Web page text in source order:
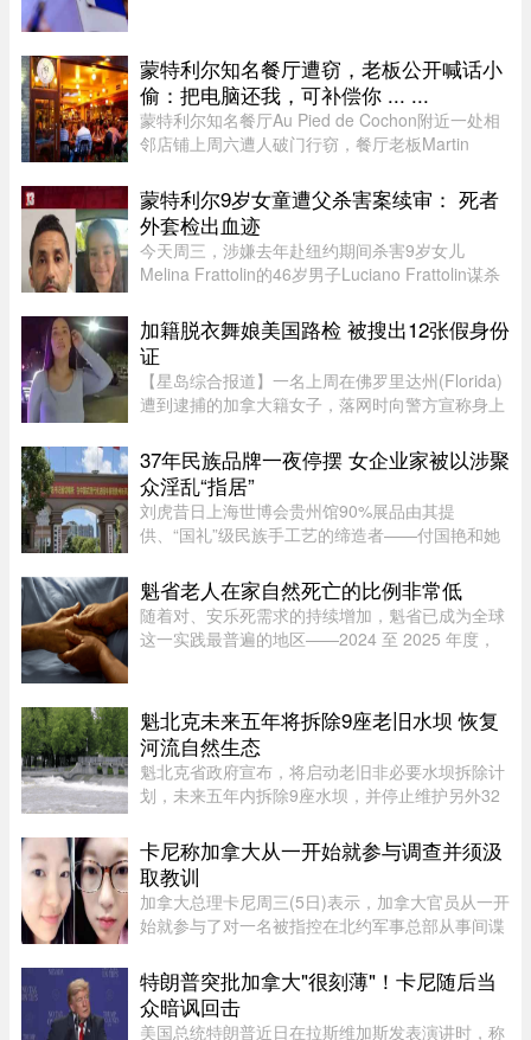
染源，并通知可能接触病毒 ...
蒙特利尔知名餐厅遭窃，老板公开喊话小
偷：把电脑还我，可补偿你 ... ...
蒙特利尔知名餐厅Au Pied de Cochon附近一处相
邻店铺上周六遭人破门行窃，餐厅老板Martin
找回电脑。据Martin Picard介绍，被盗地点位于
Plateau-Mont-Royal区Duluth Es ...
蒙特利尔9岁女童遭父杀害案续审： 死者
外套检出血迹
今天周三，涉嫌去年赴纽约期间杀害9岁女儿
Melina Frattolin的46岁男子Luciano Frattolin谋杀
Luciano Frattolin被控二级谋杀及藏匿尸体，两项
罪名均不认罪，自2025年7月被捕以 ...
加籍脱衣舞娘美国路检 被搜出12张假身份
证
【星岛综合报道】一名上周在佛罗里达州(Florida)
遭到逮捕的加拿大籍女子，落网时向警方宣称身上
了更惊人的内幕，据称警方其后在她后车箱里发现
的12张假身份证。据《国 ...
37年民族品牌一夜停摆 女企业家被以涉聚
众淫乱“指居”
刘虎昔日上海世博会贵州馆90%展品由其提
供、“国礼”级民族手工艺的缔造者——付国艳和她
们曾以百年老店为目标而努力，37年来克服了非
典、经济危机、疫情等重重困难。 ...
魁省老人在家自然死亡的比例非常低
随着对、安乐死需求的持续增加，魁省已成为全球
这一实践最普遍的地区——2024 至 2025 年度，
尊严离世这方面，魁省的表现 ...
魁北克未来五年将拆除9座老旧水坝 恢复
河流自然生态
魁北克省政府宣布，将启动老旧非必要水坝拆除计
划，未来五年内拆除9座水坝，并停止维护另外32
系统。这标志着魁北克正式加入国际上日益兴起的
拆坝潮流。 ...
卡尼称加拿大从一开始就参与调查并须汲
取教训
加拿大总理卡尼周三(5日)表示，加拿大官员从一开
始就参与了对一名被指控在北约军事总部从事间谍
道，卡尼表示加拿大应该从这类事件中汲取教训，
但并未明确表示加拿大正在 ...
特朗普突批加拿大"很刻薄"！卡尼随后当
众暗讽回击
美国总统特朗普近日在拉斯维加斯发表演讲时，称